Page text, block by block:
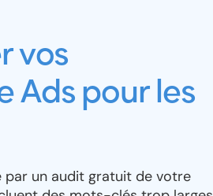
vos
Ads pour les
par un audit gratuit de votre